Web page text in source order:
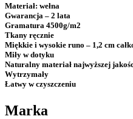
Materiał: wełna
Gwarancja – 2 lata
Gramatura 4500g/m2
Tkany ręcznie
Miękkie i wysokie runo – 1,2 cm
Miły w dotyku
Naturalny materiał najwyższej
Wytrzymały
Łatwy w czyszczeniu
Marka